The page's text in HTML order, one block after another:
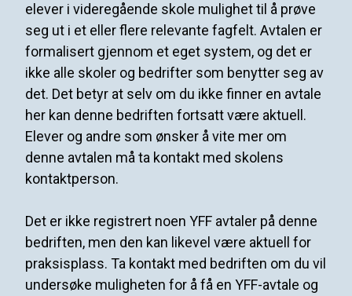
elever i videregående skole mulighet til å prøve
seg ut i et eller flere relevante fagfelt. Avtalen er
formalisert gjennom et eget system, og det er
ikke alle skoler og bedrifter som benytter seg av
det. Det betyr at selv om du ikke finner en avtale
her kan denne bedriften fortsatt være aktuell.
Elever og andre som ønsker å vite mer om
denne avtalen må ta kontakt med skolens
kontaktperson.
Det er ikke registrert noen YFF avtaler på denne
bedriften, men den kan likevel være aktuell for
praksisplass. Ta kontakt med bedriften om du vil
undersøke muligheten for å få en YFF-avtale og